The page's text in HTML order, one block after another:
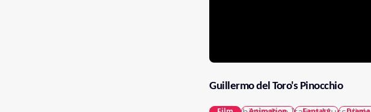
Guillermo del Toro's Pinocchio